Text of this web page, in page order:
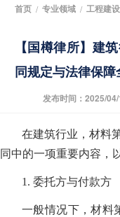
首页 / 专业领域 / 工程建
【国樽律所】建
同规定与法律保障
发布时间：2025/
在建筑行业，材料
同中的一项重要内容，
1. 委托方与付款方
一般情况下，材料